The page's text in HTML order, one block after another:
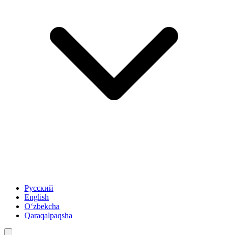
Русский
English
Oʻzbekcha
Qaraqalpaqsha